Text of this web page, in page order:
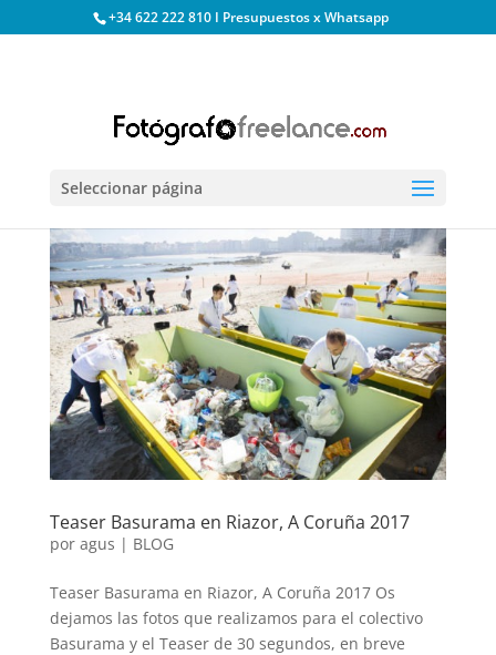
+34 622 222 810 I Presupuestos x Whatsapp
Seleccionar página
Teaser Basurama en Riazor, A Coruña 2017
por agus | BLOG
Teaser Basurama en Riazor, A Coruña 2017 Os
dejamos las fotos que realizamos para el colectivo
Basurama y el Teaser de 30 segundos, en breve